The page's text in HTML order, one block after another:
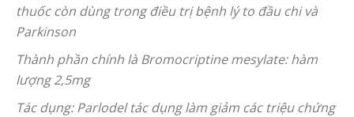
thuốc còn dùng trong điều trị bệnh lý to đầu chi và
Parkinson
Thành phần chính là Bromocriptine mesylate: hàm
lượng 2,5mg
Tác dụng: Parlodel tác dụng làm giảm các triệu chứng